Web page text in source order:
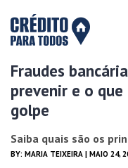
Fraudes
prevenir e o
golpe
Saiba quais são os
BY: MARIA TEIXEIRA | MAIO 24,